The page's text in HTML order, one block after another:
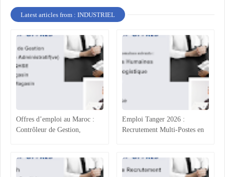
Latest articles from : INDUSTRIEL
Offres d’emploi au Maroc :
Contrôleur de Gestion,
Emploi Tanger 2026 :
Recrutement Multi-Postes en